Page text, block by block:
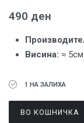
490 ден
Висина: ≈ 5см.
1 НА ЗАЛИХА
ВО КОШНИЧКА